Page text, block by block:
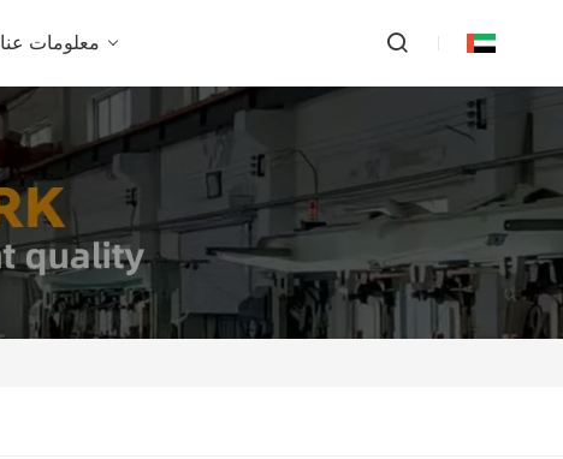
معلومات عنا